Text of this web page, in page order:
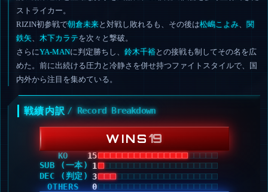
ストライカー。
RIZIN初参戦で朝倉未来と対戦し敗れるも、その後は松嶋こよみ、 関
鉄矢、 木下カラテを次々と撃破。
さらにYA-MANに判定勝ちし、 鈴木千裕との接戦も制してその名を広
めた。 前に出続ける圧力と冷静さを併せ持つファイトスタイルで、国
内外から注目を集めている。
戦績内訳 / Record Breakdown
WINS19
KO
15
SUB (一本)
1
DEC (判定) 3
OTHERS
0